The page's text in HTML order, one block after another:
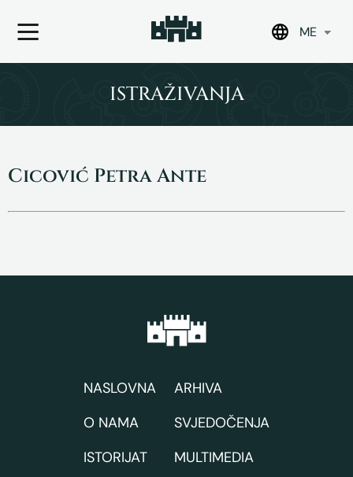
ME
ISTRAŽIVANJA
Cicović Petra Ante
NASLOVNA
O NAMA
ISTORIJAT
ARHIVA
SVJEDOČENJA
MULTIMEDIA